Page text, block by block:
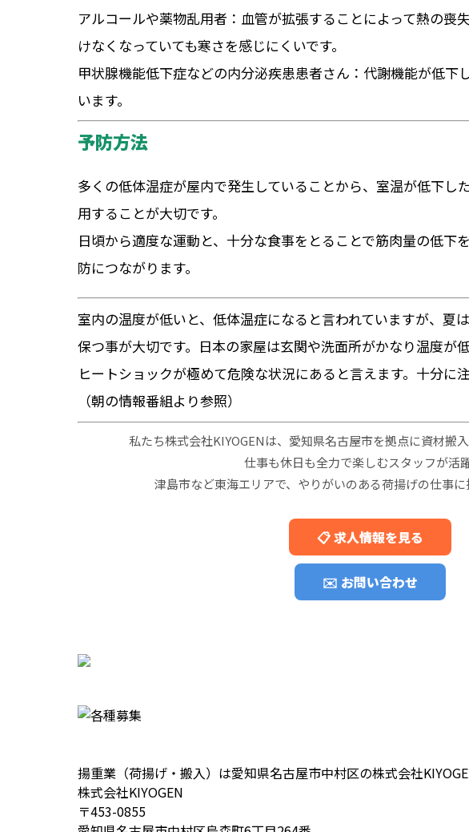
アルコールや薬物乱用者： 血管が拡張することによって熱の喪
けなくなっていても寒さを感じにくいです。
甲状腺機能低下症などの内分泌疾患患者さん： 代謝機能が低下
います。
予防方法
多くの低体温症が屋内で発生していることから、室温が低下し
用することが大切です。
日頃から適度な運動と、十分な食事をとることで筋肉量の低下
防につながります。
室内の温度が低いと、低体温症になると言われていますが、夏
保つ事が大切です。日本の家屋は玄関や洗面所がかなり温度が
ヒートショックが極めて危険な状況にあると言えます。十分に
（朝の情報番組より参照）
私たち株式会社KIYOGENは、愛知県名古屋市を拠点に資材搬
仕事も休日も全力で楽しむスタッフが活
津島市など東海エリアで、やりがいのある荷揚げの仕事
📋 求人情報を見る
✉️ お問い合わせ
揚重業（荷揚げ・搬入）は愛知県名古屋市中村区の株式会社
株式会社KIYOGEN
〒453-0855